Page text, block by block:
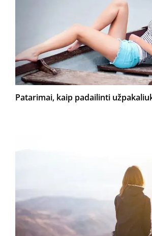
Patarimai, kaip padailinti